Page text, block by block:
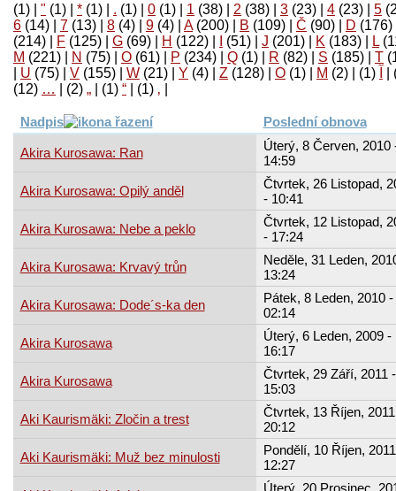
(1) " (1) * (1) . (1) 0 (1) 1 (38) 2 (38) 3 (23) 4 (23) 5
6 (14) 7 (13) 8 (4) 9 (4) A(200) B (109) Č (90) D (176)
(214)
F (125) G (69) H (122) (51) J (201) K (183) L
M (221) N (75) O (61) P (234) Q (1) R (82) S (185) T
U (75) V (155) W (21) Y (4) Z (128) Ο (1) М (2)
(1)
‚
(1)
“
(1)
„
(2)
…
(12)
Nadpis Poslední obnova
Akira Kurosawa: Ran
Úterý, 8 Červen, 2010
14:59
Akira Kurosawa: Opilý anděl
Čtvrtek, 26 Listopad,
- 10:41
Akira Kurosawa: Nebe a peklo
Čtvrtek, 12 Listopad,
- 17:24
Akira Kurosawa: Krvavý trůn
Neděle, 31 Leden,
13:24
Akira Kurosawa: Dode´s-ka den
Pátek, 8 Leden, 2010 -
02:14
Akira Kurosawa
Úterý, 6 Leden, 2009 -
16:17
Akira Kurosawa
Čtvrtek, 29 Září, 2011 -
15:03
Aki Kaurismäki: Zločin a trest
Čtvrtek, 13 Říjen,
20:12
Aki Kaurismäki: Muž bez minulosti
Pondělí, 10 Říjen,
12:27
Úterý, 20 Prosinec,